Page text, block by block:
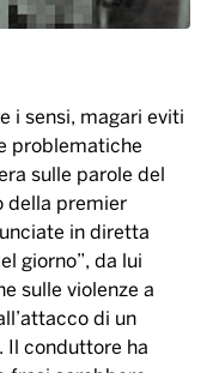
i sensi, magari eviti
problematiche
sulle parole del
della premier
in diretta
giorno”, da lui
sulle violenze a
di un
Il conduttore ha